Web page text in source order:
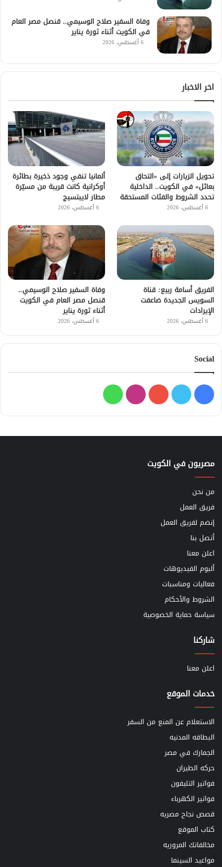
وفاة السفير صلاح الوسيمي.. قنصل مصر العام
في الكويت أثناء ثورة يناير
6 أغسطس، 2026
اخر الاخبار
تحويل الزيارات إلى «التحاق
بعائل» في الكويت.. الداخلية
تحدد الشروط والفئات المستحقة
6 أغسطس، 2026
ألمانيا تنفي وجود ذخيرة بطائرة
أوكرانية كانت قريبة من مسيّرة
مطار لايبتسيج
6 أغسطس، 2026
الفريق أسامة ربيع: قناة
السويس الجديدة ضاعفت
الإيرادات
6 أغسطس، 2026
وفاة السفير صلاح الوسيمي..
قنصل مصر العام في الكويت
أثناء ثورة يناير
6 أغسطس، 2026
Social
فيسبوك
تويتر يوتيوبانستقرامواتساب
مصريون في الكويت
من نحن
فريق العمل
إنضم لفريق العمل
أتصل بنا
اعلن معنا
ألبوم الفيديوهات
فعاليات ومناسبات
الشروط والأحكام
سياسة حماية الخصوصية
شاركنا
اعلن معنا
خدمات الموقع
الاستعلام عن المنع من السفر
البطاقه المدنيه
الجمارك في مصر
حركه الطيران
فواتير التليفون
فواتير الكهرباء
قصص نجاح مصريه
كتاب الموقع
مخالفاتك المروريه
مواعيد السينما